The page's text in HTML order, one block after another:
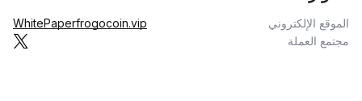
الموقع الإلكتروني frogocoin.vip
WhitePaper
مجتمع العملة